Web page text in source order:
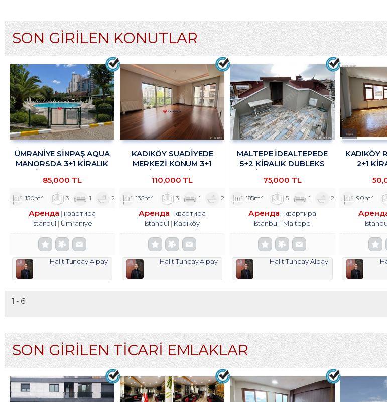
SON GİRİLEN KONUTLAR
ÜMRANİYE SİNPAŞ AQUA
MANORSDA 3+1 KİRALIK
85,000 TL
150m² 3 1 2
Аренда
квартира
Istanbul
Ümraniye
Halit Tuncay Alpay
KADIKÖY SUADİYEDE
MERKEZİ KONUM 3+1
TROYKADAN
110,000 TL
135m² 3 1 2
Аренда
квартира
Istanbul
Kadıköy
Halit Tuncay Alpay
MALTEPE İDEALTEPEDE
5+2 KİRALIK DUBLEKS
75,000 TL
185m² 5 1 2
Аренда
квартира
Istanbul
Maltepe
Halit Tuncay Alpay
KADIKÖY
2+1
90m²
1 - 6
SON GİRİLEN TİCARİ EMLAKLAR